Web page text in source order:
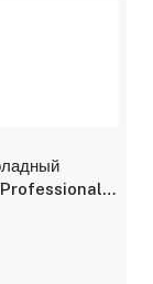
Professional,